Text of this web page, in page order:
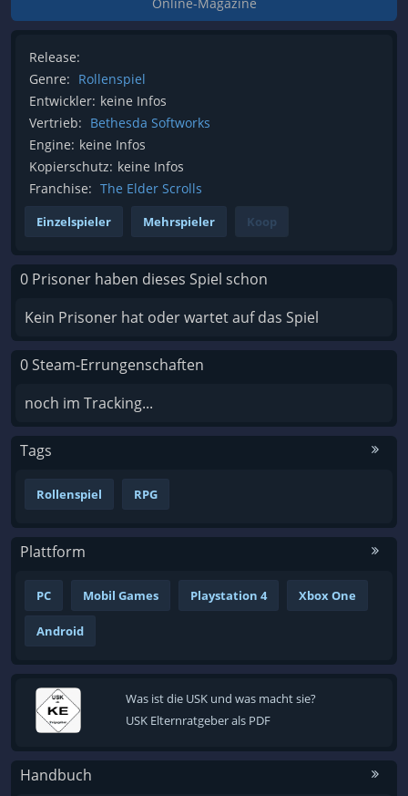
Release:
Genre: Rollenspiel
Entwickler: keine Infos
Vertrieb: Bethesda Softworks
Engine: keine Infos
Kopierschutz: keine Infos
Franchise: The Elder Scrolls
Einzelspieler Mehrspieler Koop
0 Prisoner haben dieses Spiel schon
Kein Prisoner hat oder wartet auf das Spiel
0 Steam-Errungenschaften
noch im Tracking...
Tags
Rollenspiel RPG
Plattform
PC Mobil Games Playstation 4 Xbox One
Android
Was ist die USK und was macht sie?
USK Elternratgeber als PDF
Handbuch